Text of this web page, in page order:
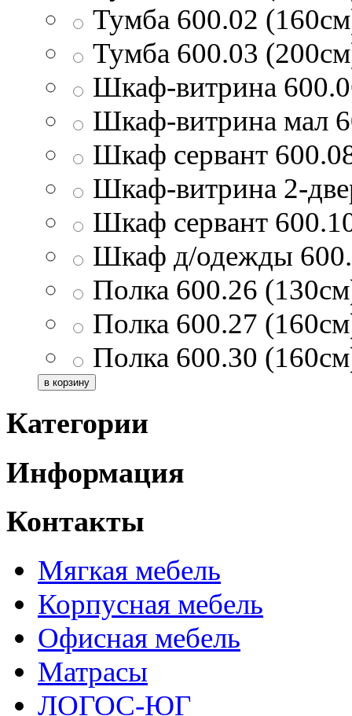
Тумба 600.02
Тумба 600.03
Шкаф-витрина
Шкаф-витрина мал
Шкаф сервант
Шкаф-витрина 2-
Шкаф сервант
Шкаф д/одежды
Полка 600.26
Полка 600.27
Полка 600.30
Категории
Информация
Контакты
Мягкая мебель
Корпусная мебель
Офисная мебель
Матрасы
ЛОГОС-ЮГ